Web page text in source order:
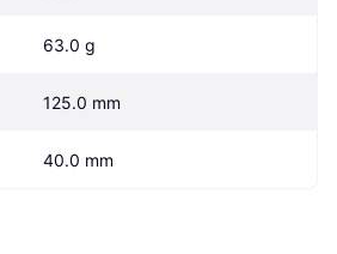
63.0 g
125.0 mm
40.0 mm